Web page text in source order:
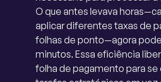
O que antes levava
aplicar diferentes taxas de
folhas de ponto—agora
minutos. Essa eficiência
folha de pagamento para